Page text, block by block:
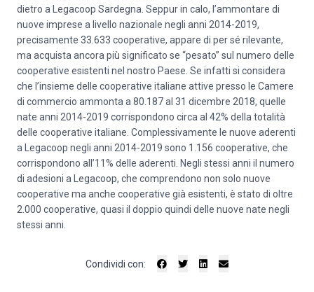
dietro a Legacoop Sardegna. Seppur in calo, l’ammontare di
nuove imprese a livello nazionale negli anni 2014-2019,
precisamente 33.633 cooperative, appare di per sé rilevante,
ma acquista ancora più significato se “pesato” sul numero delle
cooperative esistenti nel nostro Paese. Se infatti si considera
che l’insieme delle cooperative italiane attive presso le Camere
di commercio ammonta a 80.187 al 31 dicembre 2018, quelle
nate anni 2014-2019 corrispondono circa al 42% della totalità
delle cooperative italiane. Complessivamente le nuove aderenti
a Legacoop negli anni 2014-2019 sono 1.156 cooperative, che
corrispondono all’11% delle aderenti. Negli stessi anni il numero
di adesioni a Legacoop, che comprendono non solo nuove
cooperative ma anche cooperative già esistenti, è stato di oltre
2.000 cooperative, quasi il doppio quindi delle nuove nate negli
stessi anni.
Condividi con: